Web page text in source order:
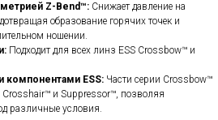
Z-Bend™: Снижает давление на
образование горячих точек и
ношении.​
Подходит для всех линз ESS Crossbow™ и
компонентами ESS: Части серии Crossbow™
и Suppressor™, позволяя
различные условия.​